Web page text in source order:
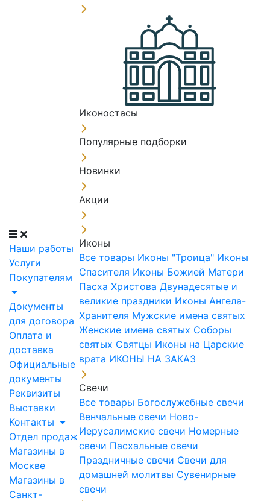
Наши работы
Услуги
Покупателям
Документы
для договора
Оплата и
доставка
Официальные
документы
Реквизиты
Выставки
Контакты
Отдел продаж
Магазины в
Москве
Магазины в
Санкт-
Иконостасы
Популярные подборки
Новинки
Акции
Иконы
Все товары Иконы "Троица" Иконы
Спасителя Иконы Божией Матери
Пасха Христова Двунадесятые и
великие праздники Иконы Ангела-
Хранителя Мужские имена святых
Женские имена святых Соборы
святых Святцы Иконы на Царские
врата ИКОНЫ НА ЗАКАЗ
Свечи
Все товары Богослужебные свечи
Венчальные свечи Ново-
Иерусалимские свечи Номерные
свечи Пасхальные свечи
Праздничные свечи Свечи для
домашней молитвы Сувенирные
свечи